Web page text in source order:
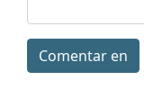
Comentar en